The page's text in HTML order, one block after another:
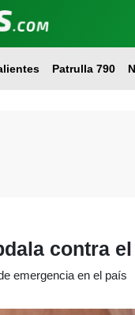
Patrulla 790
contra
emergencia en el país